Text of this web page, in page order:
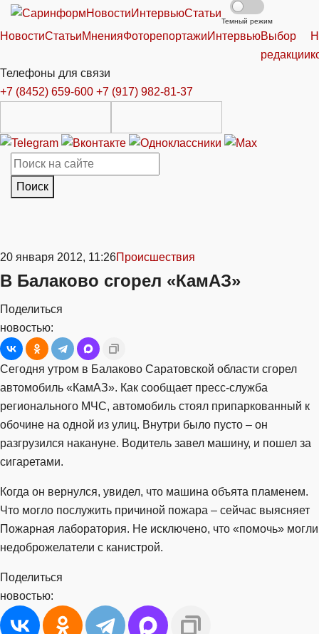
НовостиИнтервьюСтатьи
Темный режим
НовостиСтатьиМненияФоторепортажиИнтервьюВыбор
редакции
Телефоны для связи
+7 (8452) 659-600 +7 (917) 982-81-37
Поиск
20 января 2012, 11:26Происшествия
В Балаково сгорел «КамАЗ»
Поделиться
новостью:
Сегодня утром в Балаково Саратовской области сгорел
автомобиль «КамАЗ». Как сообщает пресс-служба
регионального МЧС, автомобиль стоял припаркованный к
обочине на одной из улиц. Внутри было пусто – он
разгрузился накануне. Водитель завел машину, и пошел за
сигаретами.
Когда он вернулся, увидел, что машина объята пламенем.
Что могло послужить причиной пожара – сейчас выясняет
Пожарная лаборатория. Не исключено, что «помочь» могли
недоброжелатели с канистрой.
Поделиться
новостью: